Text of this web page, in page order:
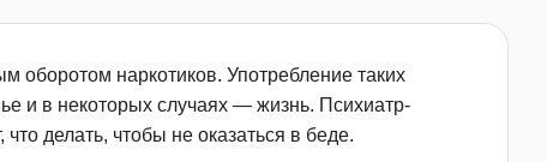
оборотом наркотиков. Употребление таких
и в некоторых случаях — жизнь. Психиатр-
делать, чтобы не оказаться в беде.